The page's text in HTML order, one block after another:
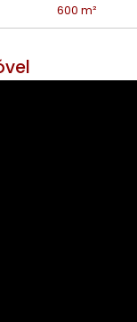
600 m²